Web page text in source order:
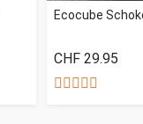
Ecocube
CHF 29.95